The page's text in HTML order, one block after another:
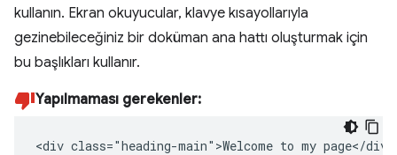
kullanın. Ekran okuyucular, klavye kısayollarıyla
gezinebileceğiniz bir doküman ana hattı oluşturmak için
bu başlıkları kullanır.
Yapılmaması gerekenler:
<div class="heading-main">Welcome to my page</div>